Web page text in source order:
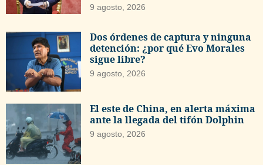
9 agosto, 2026
Dos órdenes de captura y ninguna
detención: ¿por qué Evo Morales
sigue libre?
9 agosto, 2026
El este de China, en alerta máxima
ante la llegada del tifón Dolphin
9 agosto, 2026